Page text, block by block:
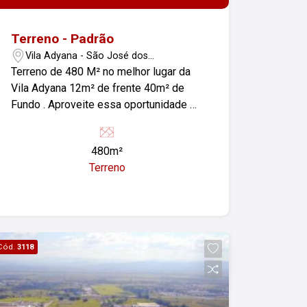
Terreno - Padrão
Vila Adyana - São José dos
Campos/SP
Terreno de 480 M² no melhor lugar da
Vila Adyana 12m² de frente 40m² de
Fundo . Aproveite essa oportunidade de
480m²
Terreno
3118